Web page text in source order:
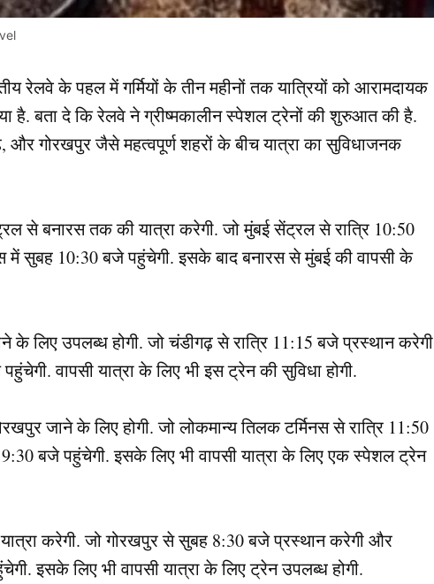
रेलवे के पहल में गर्मियों के तीन महीनों तक यात्रियों को आरामदायक
है. बता दे कि रेलवे ने ग्रीष्मकालीन स्पेशल ट्रेनों की शुरुआत की है.
गोरखपुर जैसे महत्वपूर्ण शहरों के बीच यात्रा का सुविधाजनक
से बनारस तक की यात्रा करेगी. जो मुंबई सेंट्रल से रात्रि 10:50
में सुबह 10:30 बजे पहुंचेगी. इसके बाद बनारस से मुंबई की वापसी के
के लिए उपलब्ध होगी. जो चंडीगढ़ से रात्रि 11:15 बजे प्रस्थान करेगी
वापसी यात्रा के लिए भी इस ट्रेन की सुविधा होगी.
जाने के लिए होगी. जो लोकमान्य तिलक टर्मिनस से रात्रि 11:50
बजे पहुंचेगी. इसके लिए भी वापसी यात्रा के लिए एक स्पेशल ट्रेन
करेगी. जो गोरखपुर से सुबह 8:30 बजे प्रस्थान करेगी और
इसके लिए भी वापसी यात्रा के लिए ट्रेन उपलब्ध होगी.